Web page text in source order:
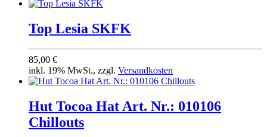
Top Lesia SKFK
85,00 €
inkl. 19% MwSt., zzgl. Versandkosten
Hut Tocoa Hat Art. Nr.: 010106
Chillouts